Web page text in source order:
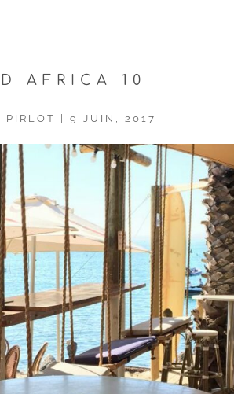
AFRICA 10
PIRLOT | 9 JUIN, 2017